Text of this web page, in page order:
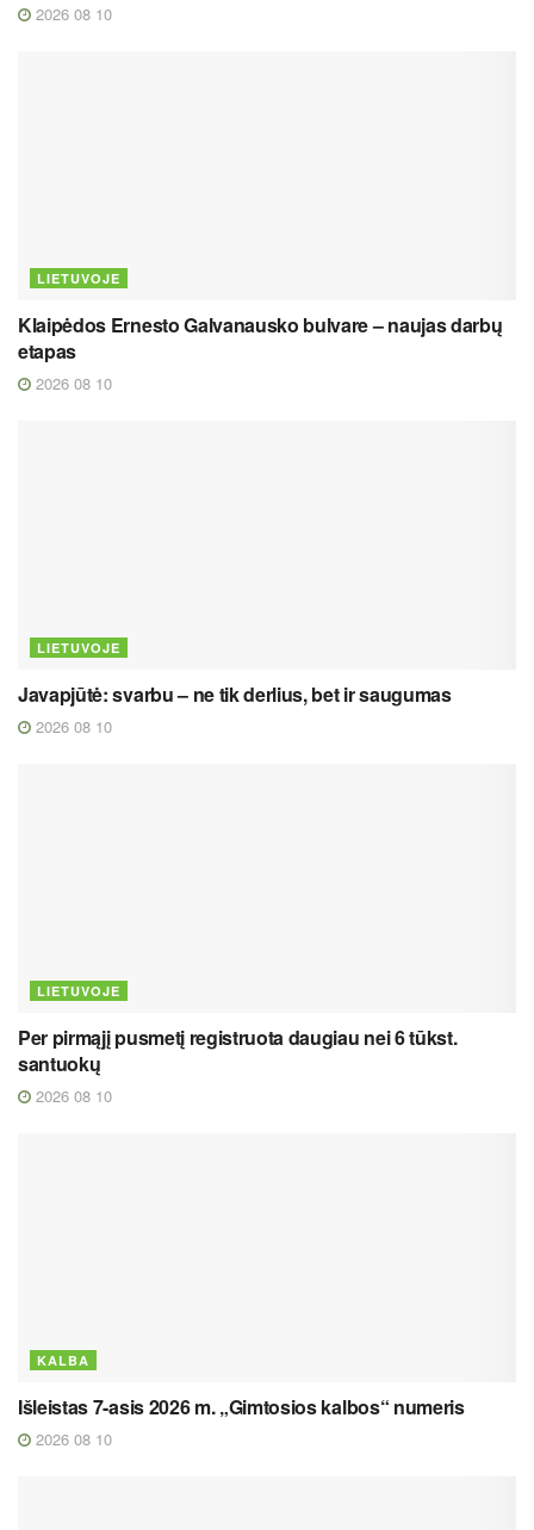
2026 08 10
LIETUVOJE
Klaipėdos Ernesto Galvanausko bulvare – naujas darbų
etapas
2026 08 10
LIETUVOJE
Javapjūtė: svarbu – ne tik derlius, bet ir saugumas
2026 08 10
LIETUVOJE
Per pirmąjį pusmetį registruota daugiau nei 6 tūkst.
santuokų
2026 08 10
KALBA
Išleistas 7-asis 2026 m. „Gimtosios kalbos“ numeris
2026 08 10